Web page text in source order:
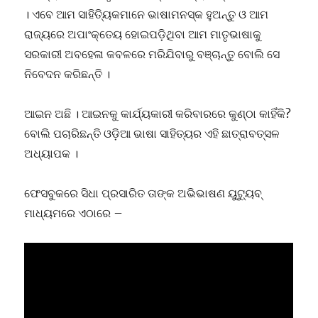
। ଏବେ ଆମ ସାହିତ୍ୟିକମାନେ ଭାଷାମନସ୍କ ହୁଅନ୍ତୁ ଓ ଆମ
ରାଜ୍ୟରେ ଅପାଂକ୍ତେୟ ହୋଇପଡ଼ିଥିବା ଆମ ମାତୃଭାଷାକୁ
ସରକାରୀ ଅବହେଳା କବଳରେ ମରିଯିବାରୁ ବଞ୍ଚାନ୍ତୁ ବୋଲି ସେ
ନିବେଦନ କରିଛନ୍ତି ।
ଆଇନ ଅଛି । ଆଇନକୁ କାର୍ଯ୍ୟକାରୀ କରିବାରରେ କୁଣ୍ଠା କାହିଁକି?
ବୋଲି ପଚାରିଛନ୍ତି ଓଡ଼ିଆ ଭାଷା ସାହିତ୍ୟର ଏହି ଛାତ୍ରାବତ୍ସଳ
ଅଧ୍ୟାପକ ।
ଫେସବୁକରେ ସିଧା ପ୍ରସାରିତ ତାଙ୍କ ଅଭିଭାଷଣ ୟୁଟ୍ୟୁବ୍
ମାଧ୍ୟମରେ ଏଠାରେ –